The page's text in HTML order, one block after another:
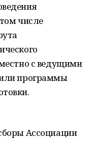
числе
с ведущими
программы
Ассоциации